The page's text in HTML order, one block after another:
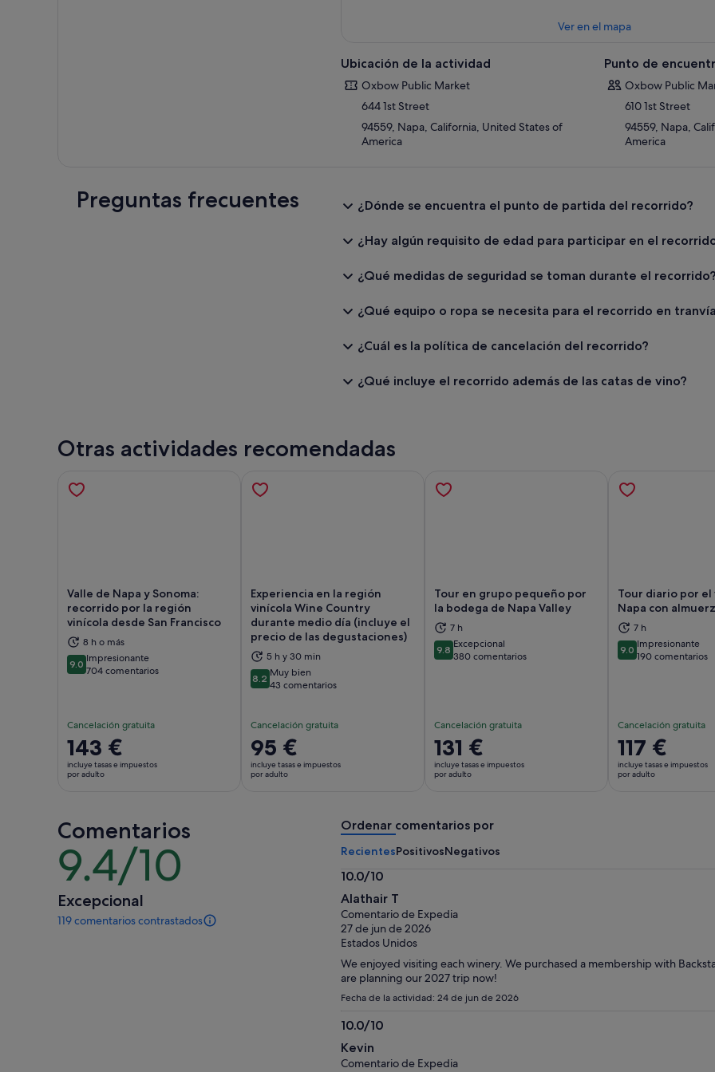
Ver en el mapa
Ubicación de la actividad
Oxbow Public Market
644 1st Street
94559, Napa, California, United States of
America
Punto de
Oxbow Public
610 1st Street
94559, Napa,
America
Preguntas frecuentes ¿Dónde se encuentra el punto de partida del recorrido?
¿Hay algún requisito de edad para participar en el
¿Qué medidas de seguridad se toman durante el recorrido?
¿Qué equipo o ropa se necesita para el recorrido en
¿Cuál es la política de cancelación del recorrido?
¿Qué incluye el recorrido además de las catas de vino?
Otras actividades recomendadas
Valle de Napa y Sonoma:
recorrido por la región
vinícola desde San Francisco
8 h o más
9.09.0 sobre 10
Impresionante
704 comentarios
Cancelación gratuita
El
precio
es
por
adulto
143 €
incluye tasas e impuestos
por adulto
Se abre en una pestaña nueva
Experiencia en la región
vinícola Wine Country
durante medio día (incluye el
precio de las degustaciones)
5 h y 30 min
8.28.2 sobre 10
Muy bien
43 comentarios
Cancelación gratuita
El
precio
es
95 €
incluye tasas e impuestos
por adulto
Se abre en una pestaña nueva
Tour en grupo pequeño por
la bodega de Napa Valley
7 h
9.89.8 sobre 10
Excepcional
380 comentarios
Cancelación gratuita
El
precio
es
por
131 €
incluye tasas e impuestos
por adulto
Se abre en una pestaña nueva
Tour diario por el
Napa con
7 h
9.09.0 sobre 10
Impresionante
190 comentarios
Cancelación gratuita
El
precio
es
117 €
incluye tasas e impuestos
por adulto
Comentarios
9.4/10
9.4
sobre
10
Excepcional
119 comentarios contrastados
119 comentarios
Ordenar comentarios por
RecientesPositivosNegativos
10.0/10
10.0
sobre
10
Alathair T
Comentario de Expedia
27 de jun de 2026
Estados Unidos
We enjoyed visiting each winery. We purchased a membership with
are planning our 2027 trip now!
Fecha de la actividad: 24 de jun de 2026
10.0/10
10.0
sobre
Kevin
Comentario de Expedia